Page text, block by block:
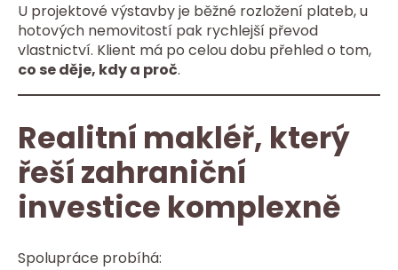
U projektové výstavby je běžné rozložení plateb, u
hotových nemovitostí pak rychlejší převod
vlastnictví. Klient má po celou dobu přehled o tom,
co se děje, kdy a proč.
Realitní makléř, který
řeší zahraniční
investice komplexně
Spolupráce probíhá: